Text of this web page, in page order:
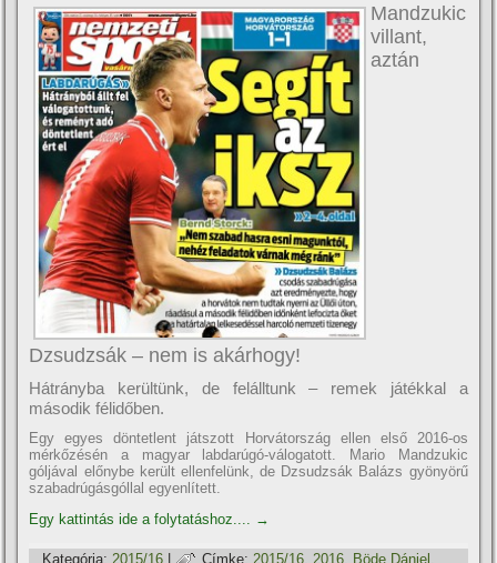
Mandzukic
villant,
aztán
Dzsudzsák – nem is akárhogy!
Hátrányba kerültünk, de felálltunk – remek játékkal a
második félidőben.
Egy egyes döntetlent játszott Horvátország ellen első 2016-os
mérkőzésén a magyar labdarúgó-válogatott. Mario Mandzukic
góljával előnybe került ellenfelünk, de Dzsudzsák Balázs gyönyörű
szabadrúgásgóllal egyenlí­tett.
Egy kattintás ide a folytatáshoz....
→
Kategória: 2015/16 Címke: 2015/16 2016 Böde Dániel